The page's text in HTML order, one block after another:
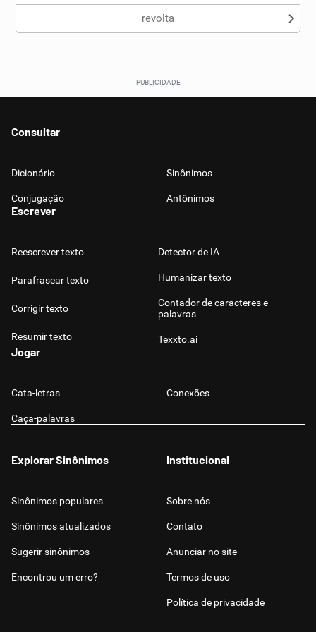
revolta
Consultar
Dicionário Sinônimos
Conjugação Antônimos
Escrever
Reescrever texto
Parafrasear texto
Corrigir texto
Resumir texto
Detector de IA
Humanizar texto
Contador de caracteres e
palavras
Texxto.ai
Jogar
Cata-letras Conexões
Caça-palavras
Explorar Sinônimos
Sinônimos populares
Sinônimos atualizados
Sugerir sinônimos
Encontrou um erro?
Institucional
Sobre nós
Contato
Anunciar no site
Termos de uso
Política de privacidade